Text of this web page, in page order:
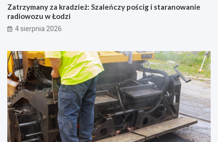
Zatrzymany za kradzież: Szaleńczy pościg i staranowanie
radiowozu w Łodzi
4 sierpnia 2026